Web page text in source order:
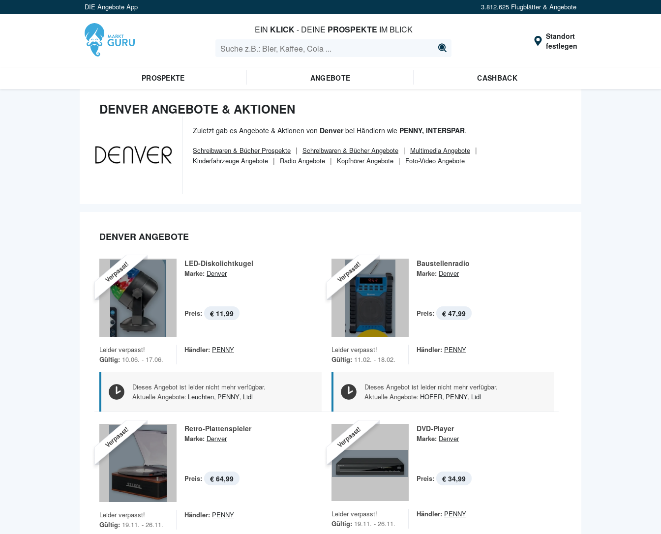
DIE Angebote App 3.812.625 Flugblätter & Angebote
EIN KLICK- DEINE PROSPEKTE IM BLICK
Standort
festlegen
PROSPEKTE ANGEBOTE CASHBACK
DENVER ANGEBOTE & AKTIONEN
Zuletzt gab es Angebote & Aktionen von Denverbei Händlern wie PENNY, INTERSPAR.
Schreibwaren & BücherProspekte Schreibwaren & BücherAngebote
Multimedia Angebote
Kinderfahrzeuge Angebote
Radio Angebote Kopfhörer Angebote Foto-Video Angebote
DENVER ANGEBOTE
Verpasst! LED-Diskolichtkugel
Marke: Denver
Preis: € 11,99
Leider verpasst!
Gültig: 10.06. - 17.06.
Händler: PENNY
Dieses Angebot ist leider nicht mehr verfügbar.
Aktuelle Angebote: Leuchten, PENNY, Lidl
Verpasst! Baustellenradio
Marke: Denver
Preis: € 47,99
Leider verpasst!
Gültig: 11.02. - 18.02.
Händler: PENNY
Dieses Angebot ist leider nicht mehr verfügbar.
Aktuelle Angebote: HOFER, PENNY, Lidl
Verpasst! Retro-Plattenspieler
Marke: Denver
Preis: € 64,99
Leider verpasst!
Gültig: 19.11. - 26.11.
Händler: PENNY
Verpasst! DVD-Player
Marke: Denver
Preis: € 34,99
Leider verpasst!
Gültig: 19.11. - 26.11.
Händler: PENNY